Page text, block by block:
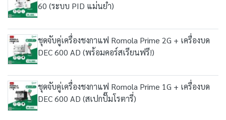
60 (ระบบ PID แม่นยำ)
ชุดจับคู่เครื่องชงกาแฟ Romola Prime 2G + เครื่องบด
DEC 600 AD (พร้อมคอร์สเรียนฟรี!)
ชุดจับคู่เครื่องชงกาแฟ Romola Prime 1G + เครื่องบด
DEC 600 AD (สเปกปั๊มโรตารี่)